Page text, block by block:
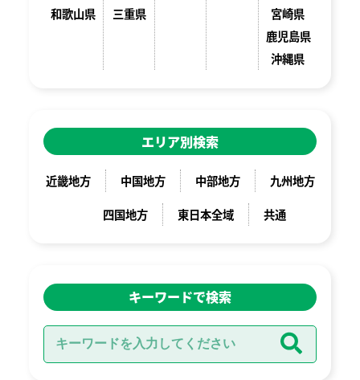
和歌山県
三重県
宮崎県
鹿児島県
沖縄県
エリア別検索
近畿地方 中国地方 中部地方
九州地方
四国地方
東日本全域 共通
キーワードで検索